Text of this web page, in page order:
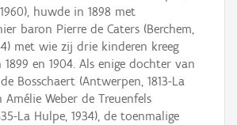
huwde in 1898 met
baron Pierre de Caters (Berchem,
met wie zij drie kinderen kreeg
1899 en 1904. Als enige dochter van
Bosschaert (Antwerpen, 1813-La
Amélie Weber de Treuenfels
La Hulpe, 1934), de toenmalige